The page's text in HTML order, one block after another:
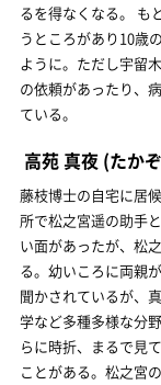
るを得なくなる。 も
うところがあり10歳
ように。ただし宇留
の依頼があったり、
ている。
高苑 真夜 (たか
藤枝博士の自宅に居
所で松之宮遥の助手
い面があったが、松
る。幼いころに両親
聞かされているが、
学など多種多様な分
らに時折、まるで見
ことがある。松之宮